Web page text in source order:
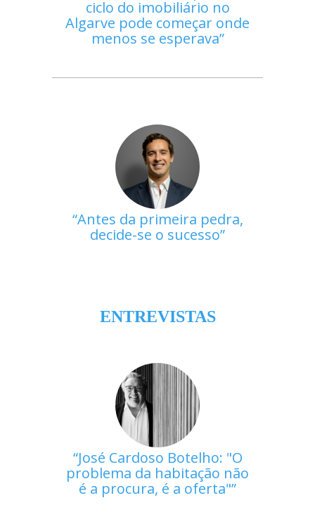
ciclo do imobiliário no
Algarve pode começar onde
menos se esperava
Antes da primeira pedra,
decide-se o sucesso
ENTREVISTAS
José Cardoso Botelho: "O
problema da habitação não
é a procura, é a oferta"